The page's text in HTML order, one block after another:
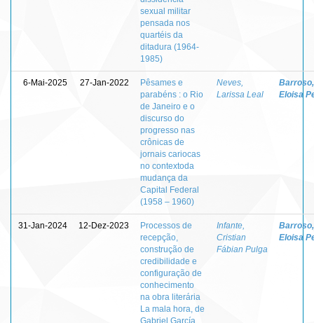
sexual militar
pensada nos
quartéis da
ditadura (1964-
1985)
6-Mai-2025 27-Jan-2022
Pêsames e
parabéns : o Rio
de Janeiro e o
discurso do
progresso nas
crônicas de
jornais cariocas
no contextoda
mudança da
Capital Federal
(1958 – 1960)
Neves,
Larissa Leal
Barroso,
Eloisa
31-Jan-2024 12-Dez-2023
Processos de
recepção,
construção de
credibilidade e
configuração de
conhecimento
na obra literária
La mala hora, de
Gabriel García
Infante,
Cristian
Fábian Pulga
Barroso,
Eloisa